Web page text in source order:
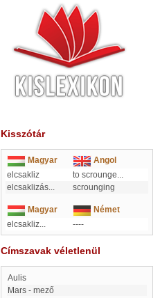
Kisszótár
Magyar
Angol
elcsakliz
to scrounge...
elcsaklizás... scrounging
Magyar
Német
elcsakliz...
----
Címszavak véletlenül
Aulis
Mars - mező